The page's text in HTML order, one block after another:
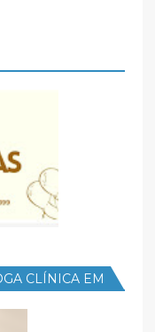
CLÍNICA EM